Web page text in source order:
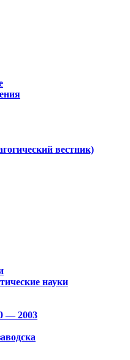
вестник)
науки
— 2003